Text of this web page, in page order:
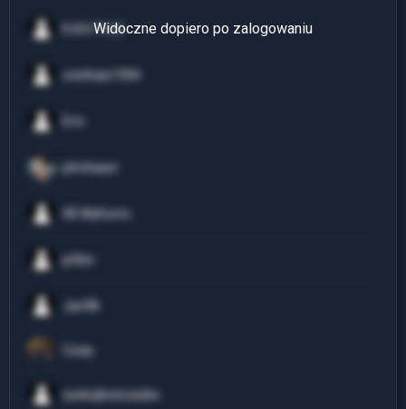
K.A.K.T.U.S
cristhian1994
plnchaser
HE Mafumo
jefkin
Jan98
Czaq
zyskujbezryzyka